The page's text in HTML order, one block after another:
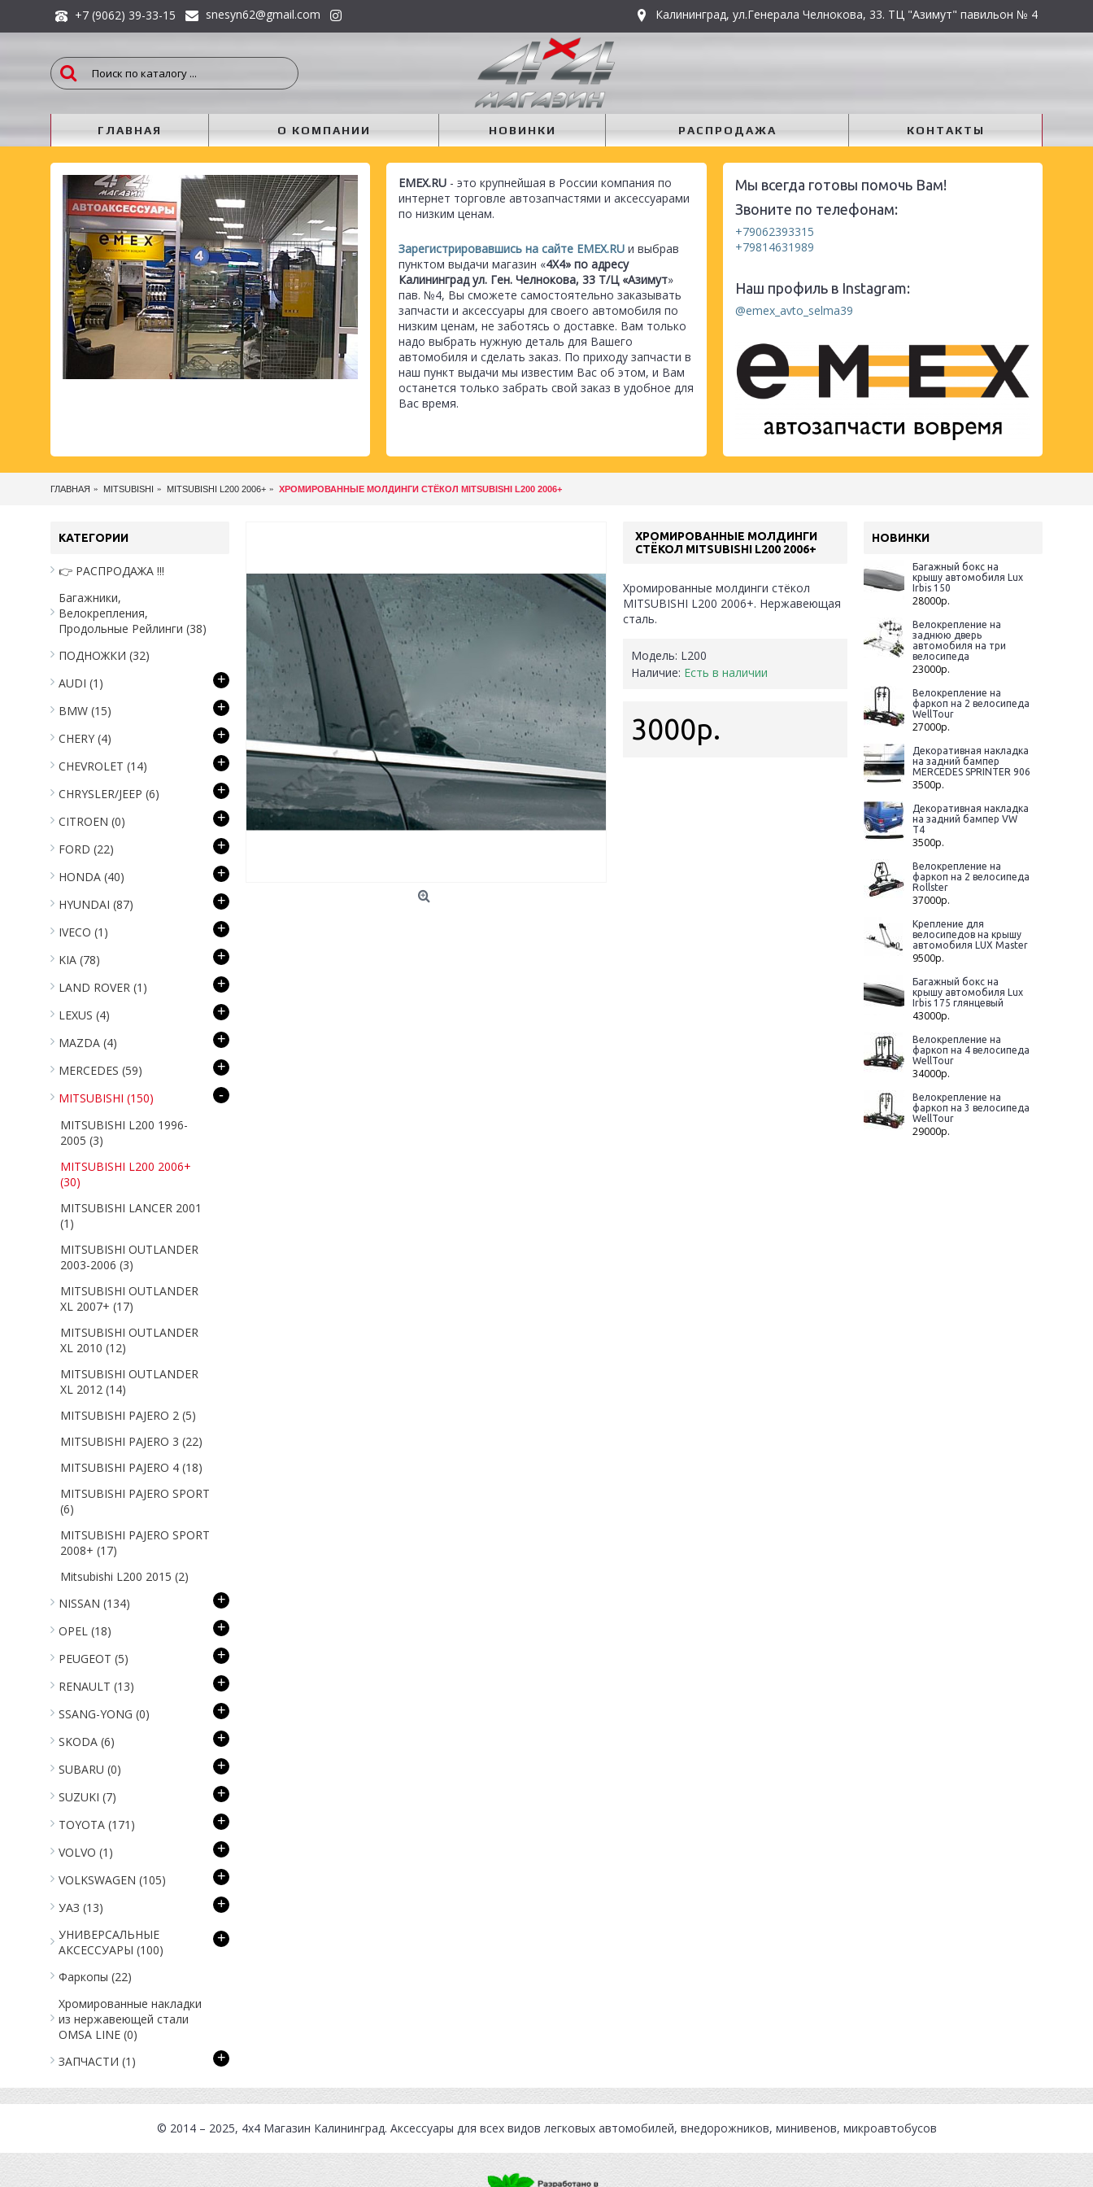
+7 (9062) 39-33-15 snesyn62@gmail.com Калининград, ул.Генерала Челнокова, 33. ТЦ "Азимут" павильон № 4
ГЛАВНАЯ О КОМПАНИИ НОВИНКИ РАСПРОДАЖА КОНТАКТЫ
EMEX.RU - это крупнейшая в России компания по
интернет торговле автозапчастями и аксессуарами
по низким ценам.
Зарегистрировавшись на сайте EMEX.RU и выбрав
пунктом выдачи магазин «4Х4» по адресу
Калининград ул. Ген. Челнокова, 33 Т/Ц «Азимут»
пав. №4, Вы сможете самостоятельно заказывать
запчасти и аксессуары для своего автомобиля по
низким ценам, не заботясь о доставке. Вам только
надо выбрать нужную деталь для Вашего
автомобиля и сделать заказ. По приходу запчасти в
наш пункт выдачи мы известим Вас об этом, и Вам
останется только забрать свой заказ в удобное для
Вас время.
Мы всегда готовы помочь Вам!
Звоните по телефонам:
+79062393315
+79814631989
Наш профиль в Instagram:
@emex_avto_selma39
ГЛАВНАЯ MITSUBISHI MITSUBISHI L200 2006+ ХРОМИРОВАННЫЕ МОЛДИНГИ СТЁКОЛ MITSUBISHI L200 2006+
КАТЕГОРИИ
👉 РАСПРОДАЖА !!!
Багажники,
Велокрепления,
Продольные Рейлинги (38)
ПОДНОЖКИ (32)
AUDI (1) +
BMW (15) +
CHERY (4) +
CHEVROLET (14) +
CHRYSLER/JEEP (6) +
CITROEN (0) +
FORD (22) +
HONDA (40) +
HYUNDAI (87) +
IVECO (1) +
KIA (78) +
LAND ROVER (1) +
LEXUS (4) +
MAZDA (4) +
MERCEDES (59) +
MITSUBISHI (150) -
MITSUBISHI L200 1996-
2005 (3)
MITSUBISHI L200 2006+
(30)
MITSUBISHI LANCER 2001
(1)
MITSUBISHI OUTLANDER
2003-2006 (3)
MITSUBISHI OUTLANDER
XL 2007+ (17)
MITSUBISHI OUTLANDER
XL 2010 (12)
MITSUBISHI OUTLANDER
XL 2012 (14)
MITSUBISHI PAJERO 2 (5)
MITSUBISHI PAJERO 3 (22)
MITSUBISHI PAJERO 4 (18)
MITSUBISHI PAJERO SPORT
(6)
MITSUBISHI PAJERO SPORT
2008+ (17)
Mitsubishi L200 2015 (2)
NISSAN (134) +
OPEL (18) +
PEUGEOT (5) +
RENAULT (13) +
SSANG-YONG (0) +
SKODA (6) +
SUBARU (0) +
SUZUKI (7) +
TOYOTA (171) +
VOLVO (1) +
VOLKSWAGEN (105) +
УАЗ (13) +
УНИВЕРСАЛЬНЫЕ
АКСЕССУАРЫ (100)
+
Фаркопы (22)
Хромированные накладки
из нержавеющей стали
OMSA LINE (0)
ЗАПЧАСТИ (1) +
НОВИНКИ
Багажный бокс на
крышу автомобиля Lux
Irbis 150
28000р.
Велокрепление на
заднюю дверь
автомобиля на три
велосипеда
23000р.
Велокрепление на
фаркоп на 2 велосипеда
WellTour
27000р.
Декоративная накладка
на задний бампер
MERCEDES SPRINTER 906
3500р.
Декоративная накладка
на задний бампер VW
T4
3500р.
Велокрепление на
фаркоп на 2 велосипеда
Rollster
37000р.
Крепление для
велосипедов на крышу
автомобиля LUX Master
9500р.
Багажный бокс на
крышу автомобиля Lux
Irbis 175 глянцевый
43000р.
Велокрепление на
фаркоп на 4 велосипеда
WellTour
34000р.
Велокрепление на
фаркоп на 3 велосипеда
WellTour
29000р.
ХРОМИРОВАННЫЕ МОЛДИНГИ
СТЁКОЛ MITSUBISHI L200 2006+
Хромированные молдинги стёкол
MITSUBISHI L200 2006+. Нержавеющая
сталь.
Модель: L200
Наличие: Есть в наличии
3000р.
© 2014 – 2025, 4x4 Магазин Калининград. Аксессуары для всех видов легковых автомобилей, внедорожников, минивенов, микроавтобусов